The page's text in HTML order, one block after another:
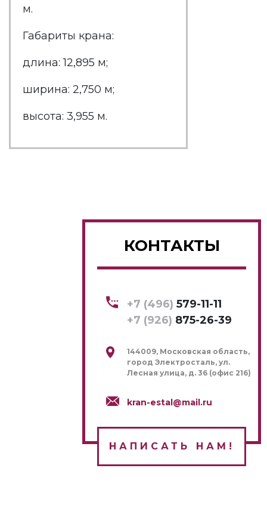
м.
Габариты крана:
длина: 12,895 м;
ширина: 2,750 м;
высота: 3,955 м.
КОНТАКТЫ
+7 (496) 579-11-11
+7 (926) 875-26-39
144009, Московская область,
город Электросталь, ул.
Лесная улица, д. 36 (офис 216)
kran-estal@mail.ru
НАПИСАТЬ НАМ!